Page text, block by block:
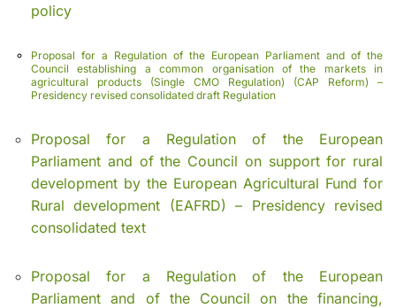
policy
Proposal for a Regulation of the European Parliament and of the
Council establishing a common organisation of the markets in
agricultural products (Single CMO Regulation) (CAP Reform) –
Presidency revised consolidated draft Regulation
Proposal for a Regulation of the European
Parliament and of the Council on support for rural
development by the European Agricultural Fund for
Rural development (EAFRD) – Presidency revised
consolidated text
Proposal for a Regulation of the European
Parliament and of the Council on the financing,